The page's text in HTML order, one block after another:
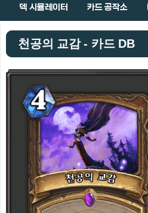
덱 시뮬레이터 카드 공작소
천공의 교감 - 카드 DB